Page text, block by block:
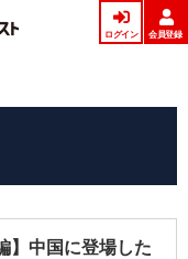
ログイン 会員登録
】中国に登場した